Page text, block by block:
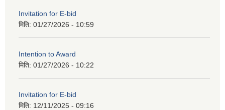
Invitation for E-bid
मिति: 01/27/2026 - 10:59
Intention to Award
मिति: 01/27/2026 - 10:22
Invitation for E-bid
मिति: 12/11/2025 - 09:16